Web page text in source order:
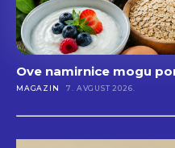
Ove namirnice mogu
MAGAZIN 7. AVGUST 2026.